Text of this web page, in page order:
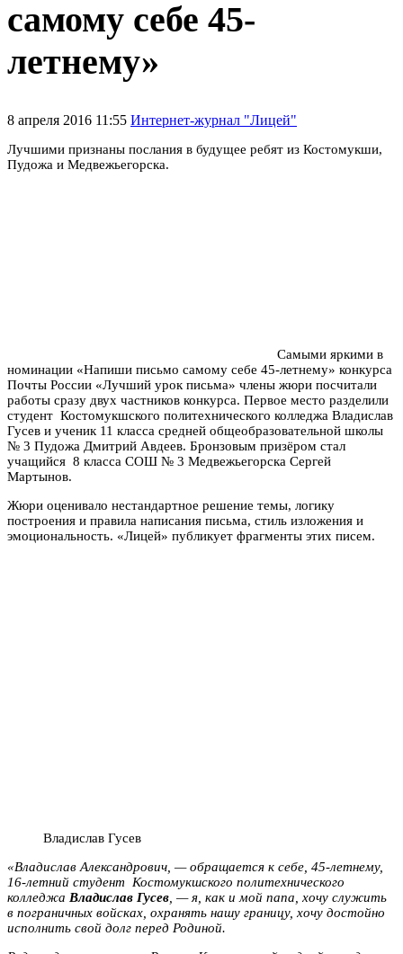
самому себе 45-
летнему»
8 апреля 2016 11:55 Интернет-журнал "Лицей"
Лучшими признаны послания в будущее ребят из Костомукши,
Пудожа и Медвежьегорска.
Самыми яркими в
номинации «Напиши письмо самому себе 45-летнему» конкурса
Почты России «Лучший урок письма» члены жюри посчитали
работы сразу двух частников конкурса. Первое место разделили
студент Костомукшского политехнического колледжа Владислав
Гусев и ученик 11 класса средней общеобразовательной школы
№ 3 Пудожа Дмитрий Авдеев. Бронзовым призёром стал
учащийся 8 класса СОШ № 3 Медвежьегорска Сергей
Мартынов.
Жюри оценивало нестандартное решение темы, логику
построения и правила написания письма, стиль изложения и
эмоциональность. «Лицей» публикует фрагменты этих писем.
Владислав Гусев
«Владислав Александрович, — обращается к себе, 45-летнему,
16-летний студент Костомукшского политехнического
колледжа Владислав Гусев , — я, как и мой папа, хочу служить
в пограничных войсках, охранять нашу границу, хочу достойно
исполнить свой долг перед Родиной.